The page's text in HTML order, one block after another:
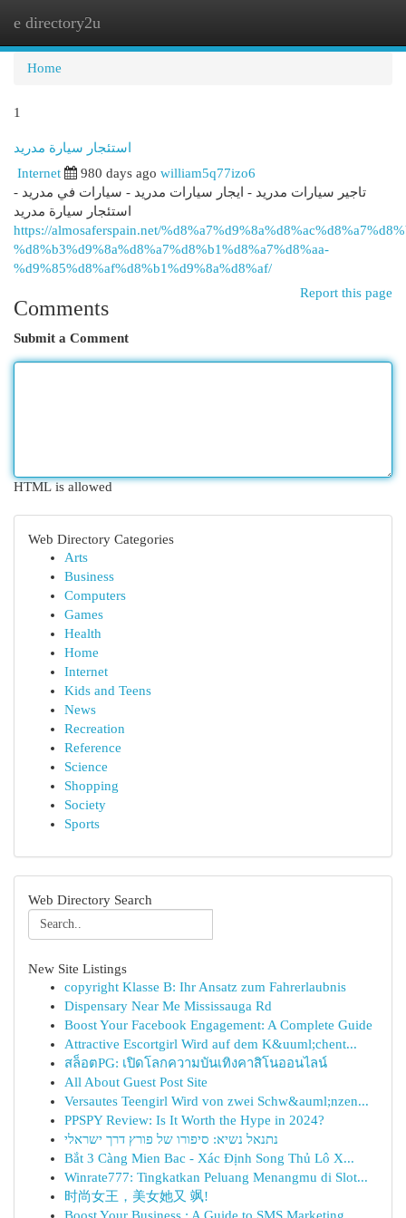
e directory2u
Home
1
استئجار سيارة مدريد
Internet 980 days ago william5q77izo6
تاجير سيارات مدريد - ايجار سيارات مدريد - سيارات في مدريد -
استئجار سيارة مدريد
https://almosaferspain.net/
%d8%b3%d9%8a%d8%a7%d8%b1%d8%a7%d8%aa-
%d9%85%d8%af%d8%b1%d9%8a%d8%af/
Report this page
Comments
Submit a Comment
HTML is allowed
Web Directory Categories
Arts
Business
Computers
Games
Health
Home
Internet
Kids and Teens
News
Recreation
Reference
Science
Shopping
Society
Sports
Web Directory Search
New Site Listings
copyright Klasse B: Ihr Ansatz zum Fahrerlaubnis
Dispensary Near Me Mississauga Rd
Boost Your Facebook Engagement: A Complete Guide
Attractive Escortgirl Wird auf dem K&uuml;chent...
สล็อตPG: เปิดโลกความบันเทิงคาสิโนออนไลน์
All About Guest Post Site
Versautes Teengirl Wird von zwei Schw&auml;nzen...
PPSPY Review: Is It Worth the Hype in 2024?
נתנאל נשיא: סיפורו של פורץ דרך ישראלי
Bắt 3 Càng Mien Bac - Xác Định Song Thủ Lô X...
Winrate777: Tingkatkan Peluang Menangmu di Slot...
时尚女王，美女她又 飒!